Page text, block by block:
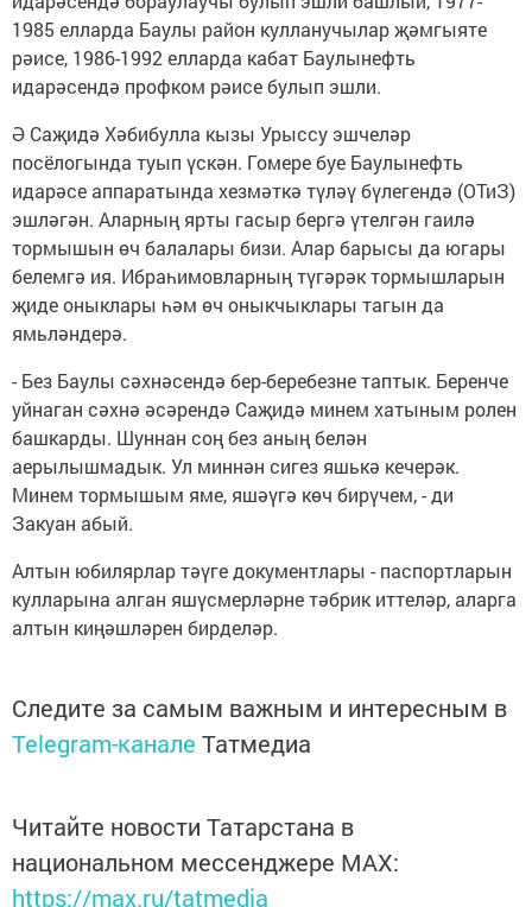
1985 елларда Баулы район кулланучылар җәмгыяте
рәисе, 1986-1992 елларда кабат Баулынефть
идарәсендә профком рәисе булып эшли.
Ә Саҗидә Хәбибулла кызы Урыссу эшчеләр
посёлогында туып үскән. Гомере буе Баулынефть
идарәсе аппаратында хезмәткә түләү бүлегендә (ОТиЗ)
эшләгән. Аларның ярты гасыр бергә үтелгән гаилә
тормышын өч балалары бизи. Алар барысы да югары
белемгә ия. Ибраһимовларның түгәрәк тормышларын
җиде оныклары һәм өч оныкчыклары тагын да
ямьләндерә.
- Без Баулы сәхнәсендә бер-беребезне таптык. Беренче
уйнаган сәхнә әсәрендә Саҗидә минем хатыным ролен
башкарды. Шуннан соң без аның белән
аерылышмадык. Ул миннән сигез яшькә кечерәк.
Минем тормышым яме, яшәүгә көч бирүчем, - ди
Закуан абый.
Алтын юбилярлар тәүге документлары - паспортларын
кулларына алган яшүсмерләрне тәбрик иттеләр, аларга
алтын киңәшләрен бирделәр.
Следите за самым важным и интересным в
Telegram-канале Татмедиа
Читайте новости Татарстана в
национальном мессенджере MАХ:
https://max.ru/tatmedia